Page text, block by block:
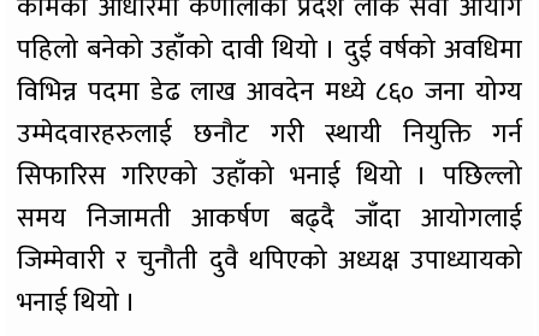
पहिलो बनेको उहाँको दावी थियो । दुई वर्षको अवधिमा
विभिन्न पदमा डेढ लाख आवदेन मध्ये ८६० जना योग्य
उम्मेदवारहरुलाई छनौट गरी स्थायी नियुक्ति गर्न
सिफारिस गरिएको उहाँको भनाई थियो । पछिल्लो
समय निजामती आकर्षण बढ्दै जाँदा आयोगलाई
जिम्मेवारी र चुनौती दुवै थपिएको अध्यक्ष उपाध्यायको
भनाई थियो ।